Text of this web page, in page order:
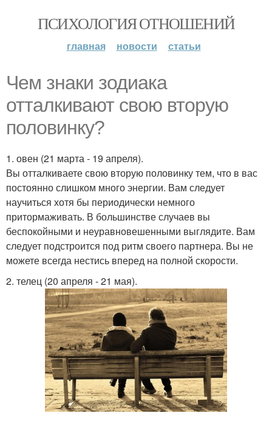
ПСИХОЛОГИЯ ОТНОШЕНИЙ
главная новости статьи
Чем знаки зодиака
отталкивают свою вторую
половинку?
1. овен (21 марта - 19 апреля).
Вы отталкиваете свою вторую половинку тем, что в вас
постоянно слишком много энергии. Вам следует
научиться хотя бы периодически немного
притормаживать. В большинстве случаев вы
беспокойными и неуравновешенными выглядите. Вам
следует подстроится под ритм своего партнера. Вы не
можете всегда нестись вперед на полной скорости.
2. телец (20 апреля - 21 мая).